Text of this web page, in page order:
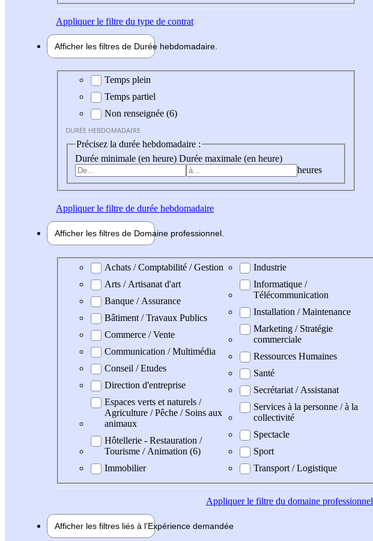
Appliquerle filtre du type de contrat
Afficher les filtres de Durée hebdomadaire
Durée hebdomadaire
Temps plein
Temps partiel
Non renseignée (6)
DURÉE HEBDOMADAIRE
Précisez la durée hebdomadaire :
Durée minimale (en heure) Durée maximale (en heure)
heures
Appliquerle filtre de durée hebdomadaire
Afficher les filtres de Domaine professionnel
Domaine professionel
Achats / Comptabilité / Gestion
Arts / Artisanat d'art
Banque / Assurance
Bâtiment / Travaux Publics
Commerce / Vente
Communication / Multimédia
Conseil / Etudes
Direction d'entreprise
Espaces verts et naturels /
Agriculture / Pêche / Soins aux
animaux
Hôtellerie - Restauration /
Tourisme / Animation (6)
Immobilier
Industrie
Informatique /
Télécommunication
Installation / Maintenance
Marketing / Stratégie
commerciale
Ressources Humaines
Santé
Secrétariat / Assistanat
Services à la personne / à la
collectivité
Spectacle
Sport
Transport / Logistique
Appliquerle filtre du domaine professionnel
Afficher les filtres liés à l'Expérience demandée